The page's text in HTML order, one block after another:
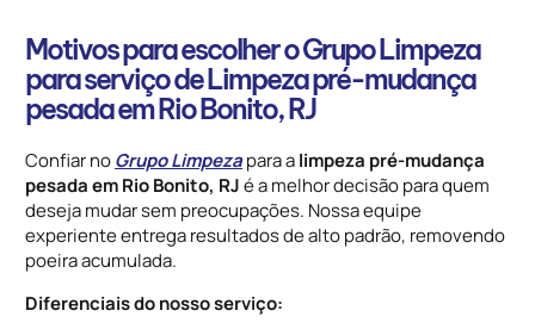
Motivos para escolher o Grupo Limpeza
para serviço de Limpeza pré-mudança
pesada em Rio Bonito, RJ
Confiar noGrupo Limpezapara alimpeza pré-mudança
pesada em Rio Bonito, RJé a melhor decisão para quem
deseja mudar sem preocupações. Nossa equipe
experiente entrega resultados de alto padrão, removendo
poeira acumulada.
Diferenciais do nosso serviço: